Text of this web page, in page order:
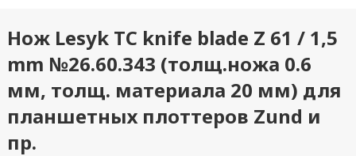
Нож Lesyk TC knife blade Z 61 / 1,5
mm №26.60.343 (толщ.ножа 0.6
мм, толщ. материала 20 мм) для
планшетных плоттеров Zund и
пр.